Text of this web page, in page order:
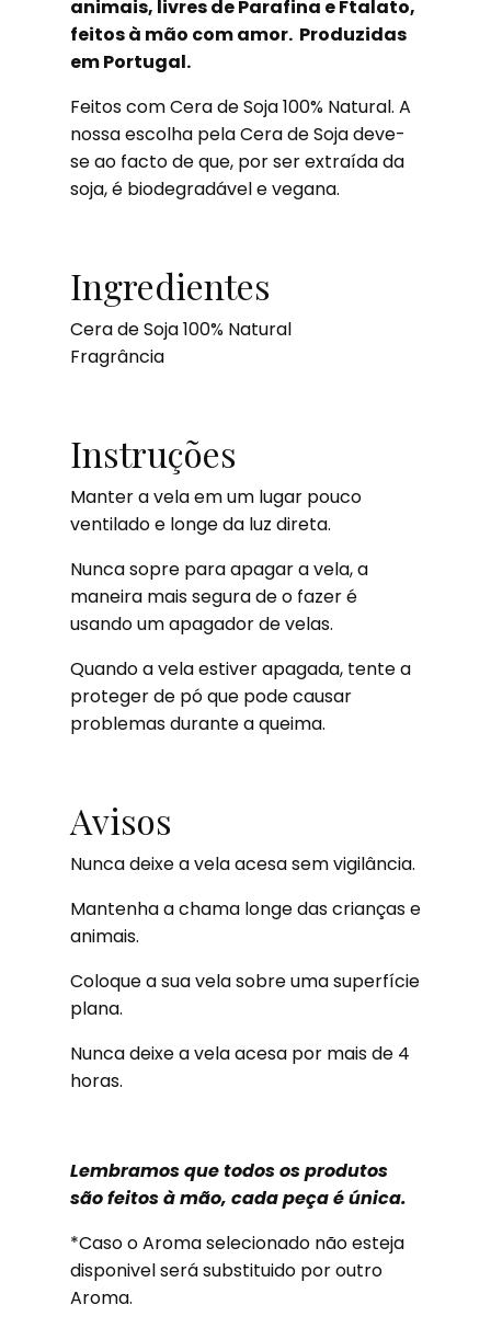
animais, livres de Parafina e Ftalato,
feitos à mão com amor. Produzidas
em Portugal.
Feitos com Cera de Soja 100% Natural. A
nossa escolha pela Cera de Soja deve-
se ao facto de que, por ser extraída da
soja, é biodegradável e vegana.
Ingredientes
Cera de Soja 100% Natural
Fragrância
Instruções
Manter a vela em um lugar pouco
ventilado e longe da luz direta.
Nunca sopre para apagar a vela, a
maneira mais segura de o fazer é
usando um apagador de velas.
Quando a vela estiver apagada, tente a
proteger de pó que pode causar
problemas durante a queima.
Avisos
Nunca deixe a vela acesa sem vigilância.
Mantenha a chama longe das crianças e
animais.
Coloque a sua vela sobre uma superfície
plana.
Nunca deixe a vela acesa por mais de 4
horas.
Lembramos que todos os produtos
são feitos à mão, cada peça é única.
*Caso o Aroma selecionado não esteja
disponivel será substituido por outro
Aroma.